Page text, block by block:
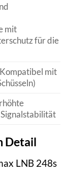
mit
für die
mit
Detail
LNB 248s